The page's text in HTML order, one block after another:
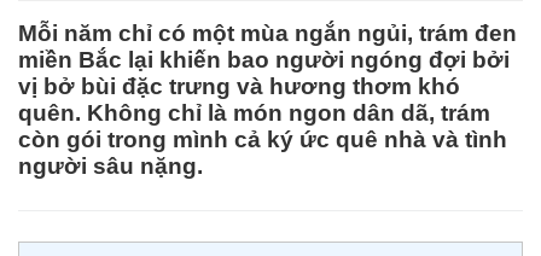
Mỗi năm chỉ có một mùa ngắn ngủi, trám đen
miền Bắc lại khiến bao người ngóng đợi bởi
vị bở bùi đặc trưng và hương thơm khó
quên. Không chỉ là món ngon dân dã, trám
còn gói trong mình cả ký ức quê nhà và tình
người sâu nặng.